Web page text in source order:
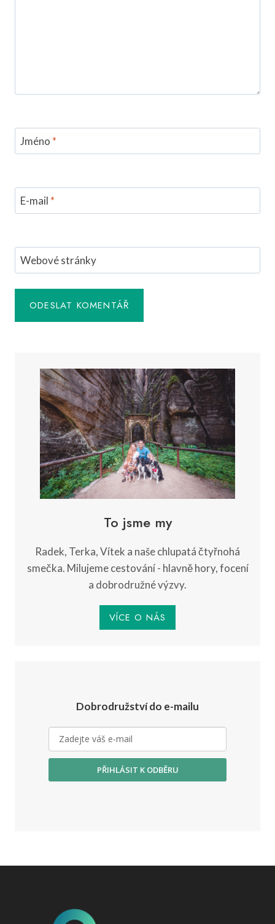
Jméno *
E-mail *
Webové stránky
To jsme my
Radek, Terka, Vítek a naše chlupatá čtyřnohá
smečka. Milujeme cestování - hlavně hory, focení
a dobrodružné výzvy.
VÍCE O NÁS
Dobrodružství do e-mailu
PŘIHLÁSIT K ODBĚRU